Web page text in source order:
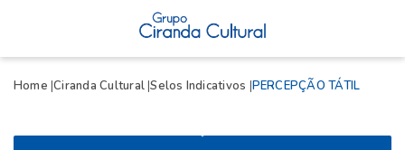
Home Ciranda Cultural Selos Indicativos PERCEPÇÃO TÁTIL